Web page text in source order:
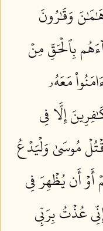
وَقَٰرُونَ
بِٱلۡحَقِّ مِنۡ
مَعَهُۥ
إِلَّا فِي
مُوسَىٰ وَلۡيَدۡعُ
أَن يُظۡهِرَ فِي
عُذۡتُ بِرَبِّي